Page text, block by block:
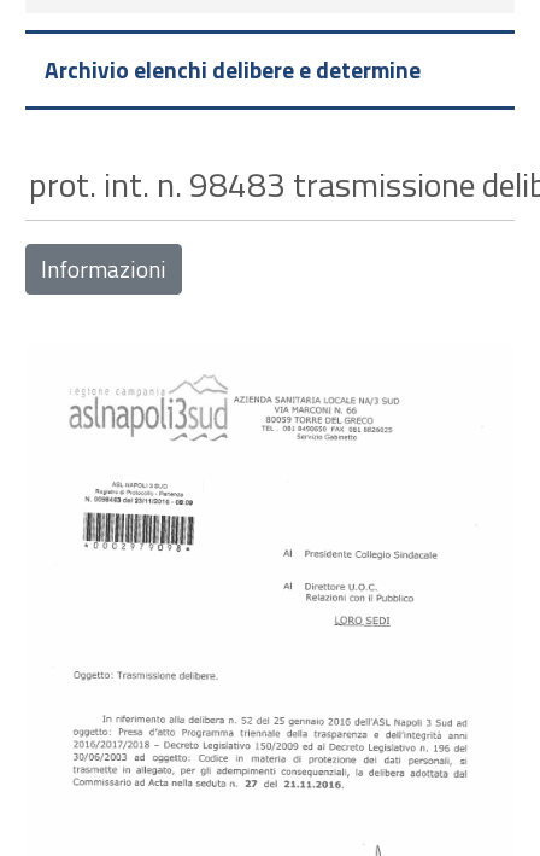
Archivio elenchi delibere e determine
prot. int. n. 98483 trasmissione
Informazioni